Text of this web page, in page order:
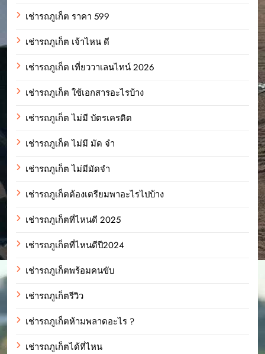
เช่ารถภูเก็ต ราคา 599
เช่ารถภูเก็ต เจ้าไหน ดี
เช่ารถภูเก็ต เที่ยววาเลนไทน์ 2026
เช่ารถภูเก็ต ใช้เอกสารอะไรบ้าง
เช่ารถภูเก็ต ไม่มี บัตรเครดิต
เช่ารถภูเก็ต ไม่มี มัด จํา
เช่ารถภูเก็ต ไม่มีมัดจำ
เช่ารถภูเก็ตต้องเตรียมพาอะไรไปบ้าง
เช่ารถภูเก็ตที่ไหนดี 2025
เช่ารถภูเก็ตที่ไหนดีปี2024
เช่ารถภูเก็ตพร้อมคนขับ
เช่ารถภูเก็ตรีวิว
เช่ารถภูเก็ตห้ามพลาดอะไร ?
เช่ารถภูเก็ตได้ที่ไหน